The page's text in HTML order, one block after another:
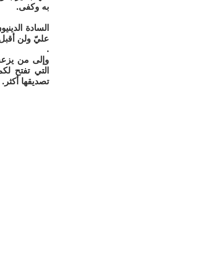
به وكفى.
السادة
عليّ ولن
.
وإلى من
التي تفتح
تصديقها أكثر.